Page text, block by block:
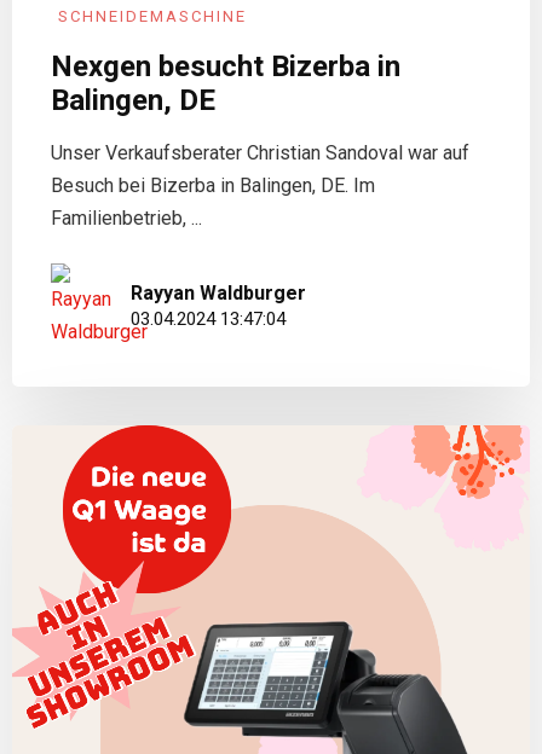
SCHNEIDEMASCHINE
Nexgen besucht Bizerba in
Balingen, DE
Unser Verkaufsberater Christian Sandoval war auf
Besuch bei Bizerba in Balingen, DE. Im
Familienbetrieb, ...
Rayyan Waldburger
03.04.2024 13:47:04